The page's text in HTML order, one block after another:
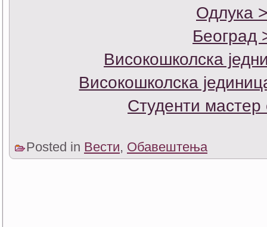
Одлука
Београд
Високошколска
Високошколска
Студенти мастер
Posted in Вести, Обавештења